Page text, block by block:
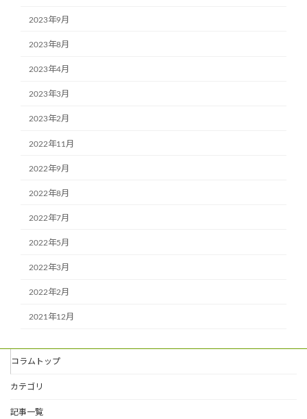
2023年9月
2023年8月
2023年4月
2023年3月
2023年2月
2022年11月
2022年9月
2022年8月
2022年7月
2022年5月
2022年3月
2022年2月
2021年12月
コラムトップ
カテゴリ
記事一覧